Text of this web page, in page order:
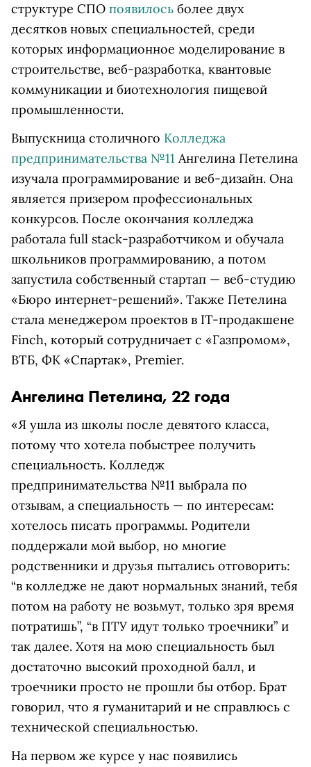
структуре СПО появилось более двух
десятков новых специальностей, среди
которых информационное моделирование в
строительстве, веб-разработка, квантовые
коммуникации и биотехнология пищевой
промышленности.
Выпускница столичного Колледжа
предпринимательства №11 Ангелина Петелина
изучала программирование и веб-дизайн. Она
является призером профессиональных
конкурсов. После окончания колледжа
работала full stack-разработчиком и обучала
школьников программированию, а потом
запустила собственный стартап — веб-студию
«Бюро интернет-решений». Также Петелина
стала менеджером проектов в IT-продакшене
Finch, который сотрудничает с «Газпромом»,
ВТБ, ФК «Спартак», Premier.
Ангелина Петелина, 22 года
«Я ушла из школы после девятого класса,
потому что хотела побыстрее получить
специальность. Колледж
предпринимательства №11 выбрала по
отзывам, а специальность — по интересам:
хотелось писать программы. Родители
поддержали мой выбор, но многие
родственники и друзья пытались отговорить:
“в колледже не дают нормальных знаний, тебя
потом на работу не возьмут, только зря время
потратишь”, “в ПТУ идут только троечники” и
так далее. Хотя на мою специальность был
достаточно высокий проходной балл, и
троечники просто не прошли бы отбор. Брат
говорил, что я гуманитарий и не справлюсь с
технической специальностью.
На первом же курсе у нас появились